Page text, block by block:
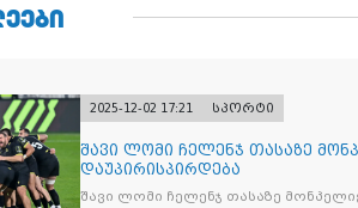
2025-12-02 17:21 სპორტი
შავი ლომი ჩელენჯ თასაზე
დაუპირისპირდება
შავი ლომი ჩელენჯ თასაზე